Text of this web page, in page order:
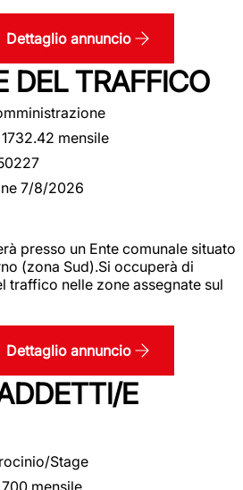
Dettaglio annuncio
DEL TRAFFICO
1732.42 mensile
7/8/2026
presso un Ente comunale situato
(zona Sud).Si occuperà di
traffico nelle zone assegnate sul
Dettaglio annuncio
E
Stage
700 mensile